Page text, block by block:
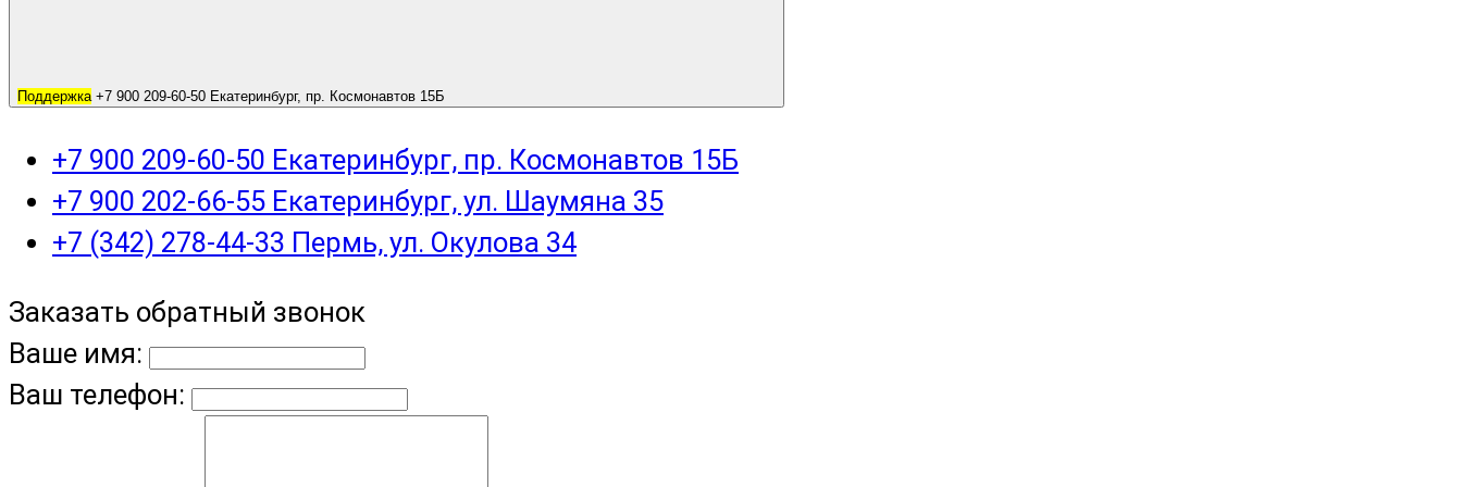
Поддержка +7 900 209-60-50 Екатеринбург, пр. Космонавтов 15Б
+7 900 209-60-50 Екатеринбург, пр. Космонавтов 15Б
+7 900 202-66-55 Екатеринбург, ул. Шаумяна 35
+7 (342) 278-44-33 Пермь, ул. Окулова 34
Заказать обратный звонок
Ваше имя:
Ваш телефон: